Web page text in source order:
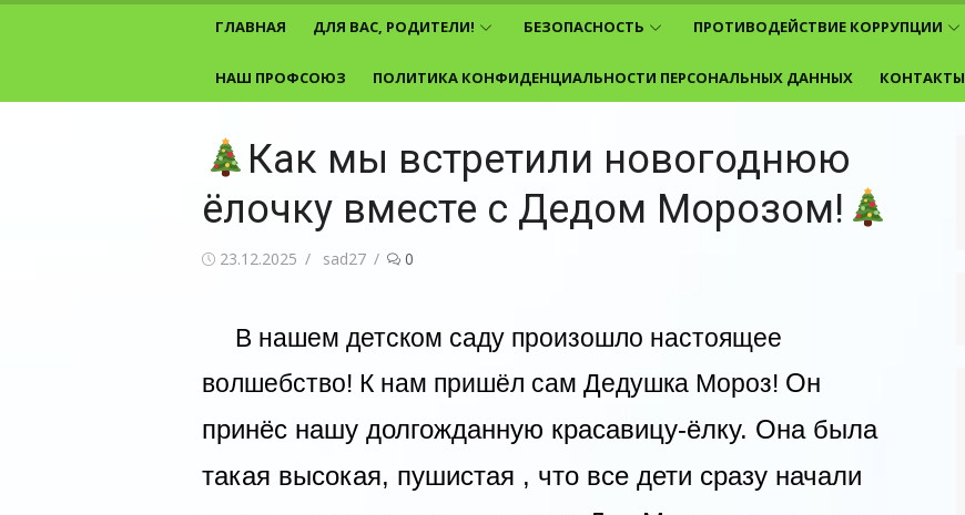
ГЛАВНАЯ ДЛЯ ВАС, РОДИТЕЛИ! БЕЗОПАСНОСТЬ ПРОТИВОДЕЙСТВИЕ КОРРУПЦИИ
НАШ ПРОФСОЮЗ ПОЛИТИКА КОНФИДЕНЦИАЛЬНОСТИ ПЕРСОНАЛЬНЫХ ДАННЫХ КОНТАКТЫ
Как мы встретили новогоднюю
ёлочку вместе с Дедом Морозом!
Опубликовано
23.12.2025 Автор
sad27 0
В нашем детском саду произошло настоящее
волшебство! К нам пришёл сам Дедушка Мороз! Он
принëс нашу долгожданную красавицу-ёлку. Она была
такая высокая, пушистая , что все дети сразу начали